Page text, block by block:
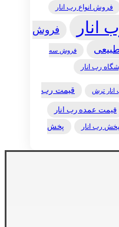
فروش انواع رب انار
فروش
فروش سه
رب انار
ترش قیمت رب
قیمت عمده رب انار
پخش رب انار
پخش